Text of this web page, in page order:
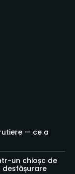
— ce a
un chioșc de
desfășurare